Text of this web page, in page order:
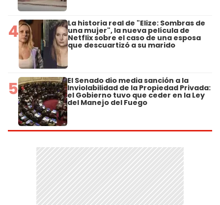
4 La historia real de "Elize: Sombras de
una mujer", la nueva película de
Netflix sobre el caso de una esposa
que descuartizó a su marido
5 El Senado dio media sanción a la
Inviolabilidad de la Propiedad Privada:
el Gobierno tuvo que ceder en la Ley
del Manejo del Fuego